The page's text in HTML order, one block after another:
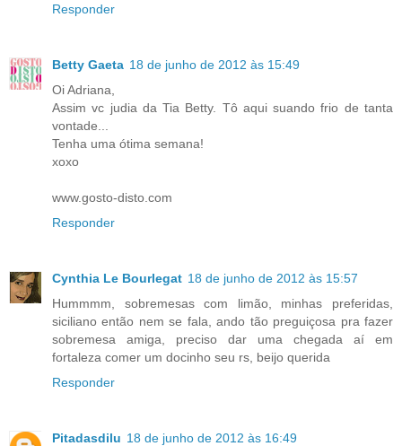
Responder
Betty Gaeta 18 de junho de 2012 às 15:49
Oi Adriana,
Assim vc judia da Tia Betty. Tô aqui suando frio de tanta
vontade...
Tenha uma ótima semana!
xoxo
www.gosto-disto.com
Responder
Cynthia Le Bourlegat 18 de junho de 2012 às 15:57
Hummmm, sobremesas com limão, minhas preferidas,
siciliano então nem se fala, ando tão preguiçosa pra fazer
sobremesa amiga, preciso dar uma chegada aí em
fortaleza comer um docinho seu rs, beijo querida
Responder
Pitadasdilu 18 de junho de 2012 às 16:49